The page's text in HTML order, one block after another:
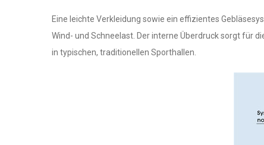
Eine leichte Verkleidung sowie ein effizientes
Wind- und Schneelast. Der interne Überdruck sorgt für
in typischen, traditionellen Sporthallen.